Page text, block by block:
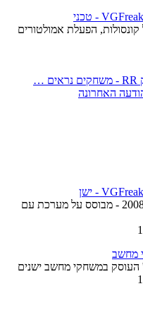
הפעלת אמולטורים
האחרונה
פורום VGFreak הישן עד אמצע 2008 - מבוסס על מערכת עם
מחשב
במשחקי מחשב ישנים